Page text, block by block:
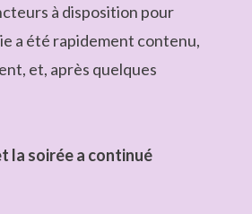
à disposition pour
a été rapidement contenu,
et, après quelques
la soirée a continué